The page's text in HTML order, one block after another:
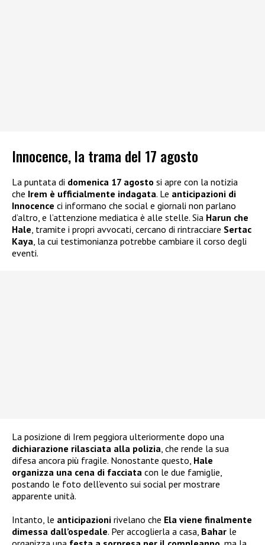
Innocence, la trama del 17 agosto
La puntata di domenica 17 agosto si apre con la notizia
che Irem è ufficialmente indagata. Le anticipazioni di
Innocence ci informano che social e giornali non parlano
d’altro, e l’attenzione mediatica è alle stelle. Sia Harun che
Hale , tramite i propri avvocati, cercano di rintracciare Sertac
Kaya , la cui testimonianza potrebbe cambiare il corso degli
eventi.
La posizione di Irem peggiora ulteriormente dopo una
dichiarazione rilasciata alla polizia , che rende la sua
difesa ancora più fragile. Nonostante questo, Hale
organizza una cena di facciata con le due famiglie,
postando le foto dell’evento sui social per mostrare
apparente unità.
Intanto, le anticipazioni rivelano che Ela viene finalmente
dimessa dall’ospedale. Per accoglierla a casa, Bahar le